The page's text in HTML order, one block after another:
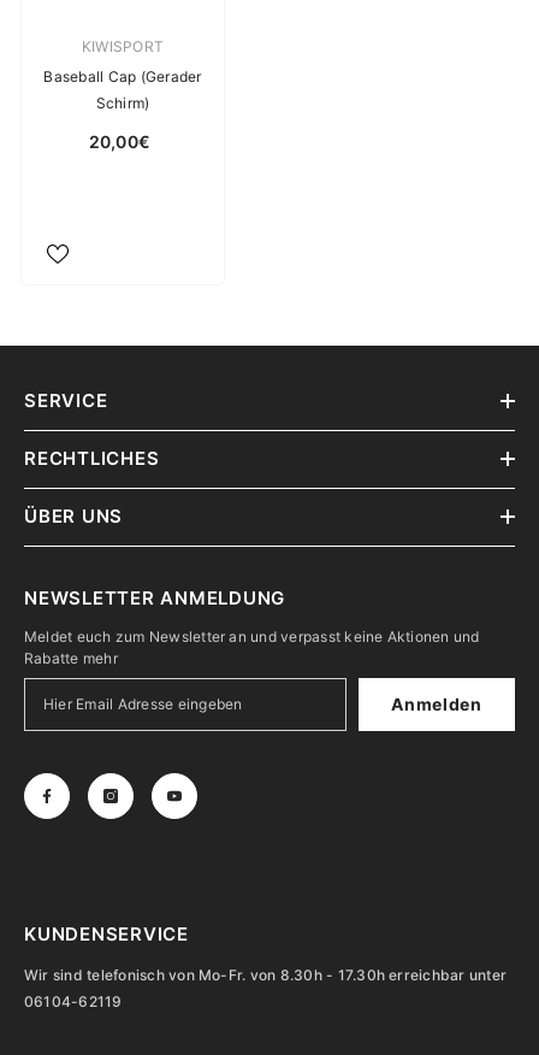
Verkäuferin:
KIWISPORT
Baseball Cap (Gerader
Schirm)
20,00€
SERVICE
RECHTLICHES
ÜBER UNS
NEWSLETTER ANMELDUNG
Meldet euch zum Newsletter an und verpasst keine Aktionen und
Rabatte mehr
Anmelden
KUNDENSERVICE
Wir sind telefonisch von Mo-Fr. von 8.30h - 17.30h erreichbar unter
06104-62119